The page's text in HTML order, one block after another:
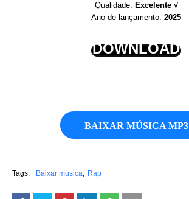
Qualidade: Excelente √
Ano de lançamento: 2025
DOWNLOAD
BAIXAR MÚSICA MP3
Tags: Baixar musica Rap